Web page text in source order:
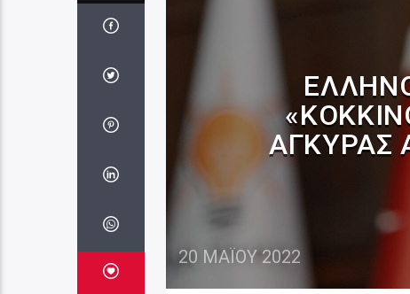
ΆΓΚΥΡΑΣ
20 ΜΑΪ́ΟΥ 2022